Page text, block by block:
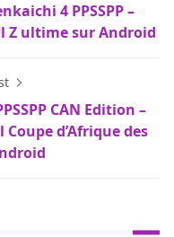
4 PPSSPP –
Z ultime sur Android
CAN Edition –
d’Afrique des